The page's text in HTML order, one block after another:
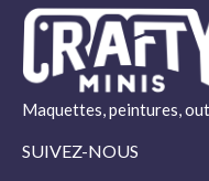
Maquettes, peintures,
SUIVEZ-NOUS